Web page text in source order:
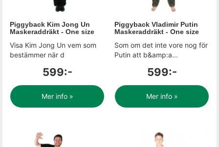
Piggyback Kim Jong Un
Maskeraddräkt - One size
Visa Kim Jong Un vem som
bestämmer när d
599:-
Mer info »
Piggyback Vladimir Putin
Maskeraddräkt - One size
Som om det inte vore nog för
Putin att b&amp:a...
599:-
Mer info »